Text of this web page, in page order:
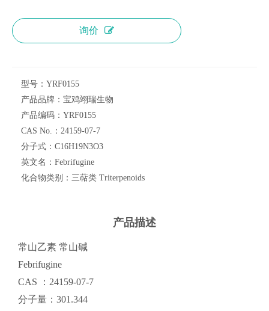
询价
型号： YRF0155
产品品牌： 宝鸡翊瑞生物
产品编码： YRF0155
CAS No.： 24159-07-7
分子式： C16H19N3O3
英文名： Febrifugine
化合物类别： 三萜类 Triterpenoids
产品描述
常山乙素 常山碱
Febrifugine
CAS ：24159-07-7
分子量：301.344